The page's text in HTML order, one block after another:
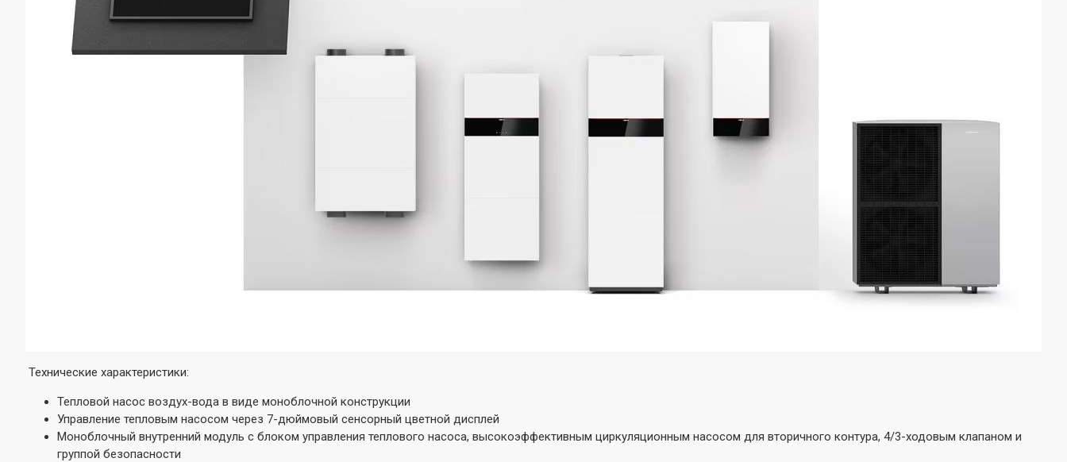
Технические характеристики:
Тепловой насос воздух-вода в виде моноблочной конструкции
Управление тепловым насосом через 7-дюймовый сенсорный цветной дисплей
Моноблочный внутренний модуль с блоком управления теплового насоса, высокоэффективным циркуляционным насосом для вторичного контура, 4/3-ходовым клапаном и
группой безопасности